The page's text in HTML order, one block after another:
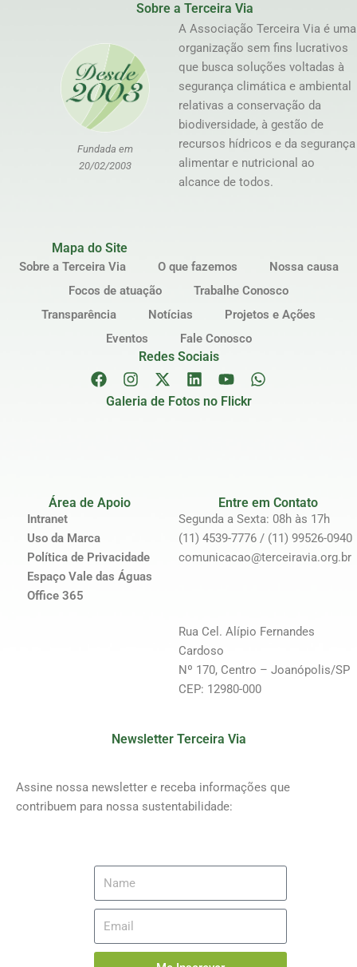
Sobre a Terceira Via
Fundada em
20/02/2003
A Associação Terceira Via é uma
organização sem fins lucrativos
que busca soluções voltadas à
segurança climática e ambiental
relativas a conservação da
biodiversidade, à gestão de
recursos hídricos e da segurança
alimentar e nutricional ao
alcance de todos.
Mapa do Site
Sobre a Terceira Via O que fazemos
Nossa causa
Focos de atuação
Trabalhe Conosco
Transparência
Notícias
Projetos e Ações
Eventos
Fale Conosco
Redes Sociais
Galeria de Fotos no Flickr
Área de Apoio
Intranet
Uso da Marca
Política de Privacidade
Espaço Vale das Águas
Office 365
Entre em Contato
Segunda a Sexta: 08h às 17h
(11) 4539-7776 / (11) 99526-0940
comunicacao@terceiravia.org.br
Rua Cel. Alípio Fernandes
Cardoso
Nº 170, Centro – Joanópolis/SP
CEP: 12980-000
Newsletter Terceira Via
Assine nossa newsletter e receba informações que
contribuem para nossa sustentabilidade: